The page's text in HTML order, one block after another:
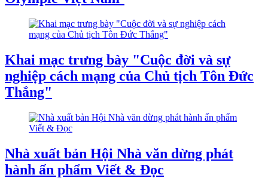
Khai mạc trưng bày "Cuộc đời và sự
nghiệp cách mạng của Chủ tịch Tôn Đức
Thắng"
Nhà xuất bản Hội Nhà văn dừng phát
hành ấn phẩm Viết & Đọc